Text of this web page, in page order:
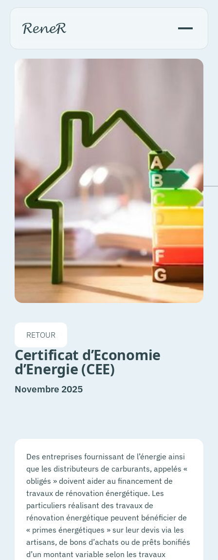
RETOUR
Certificat d’Economie
d’Energie (CEE)
Novembre 2025
Des entreprises fournissant de l’énergie ainsi
que les distributeurs de carburants, appelés «
obligés » doivent aider au financement de
travaux de rénovation énergétique. Les
particuliers réalisant des travaux de
rénovation énergétique peuvent bénéficier de
« primes énergétiques » sur leur devis via les
artisans, de bons d’achats ou de prêts bonifiés
d’un montant variable selon les travaux